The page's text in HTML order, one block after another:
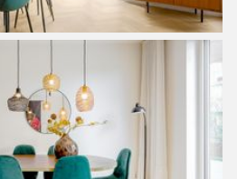
minuten in Amsterdam centrum
De Ringweg A-10 is binnen drie
ook de Piet Heintunnel richting
Tram 26 stopt op vijf
en brengt je binnen 10
CS of iets sneller bij de Oostelijk
plek in Amsterdam waar je zo
zowel het centrum,, Oost als